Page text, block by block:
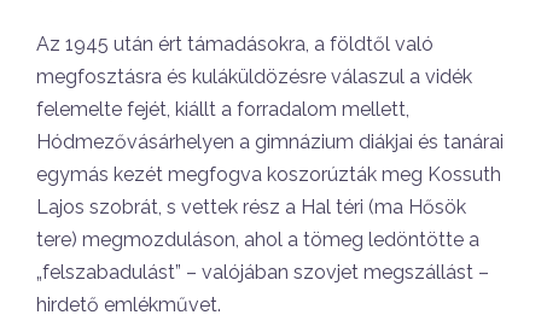
Az 1945 után ért támadásokra, a földtől való
megfosztásra és kuláküldözésre válaszul a vidék
felemelte fejét, kiállt a forradalom mellett,
Hódmezővásárhelyen a gimnázium diákjai és tanárai
egymás kezét megfogva koszorúzták meg Kossuth
Lajos szobrát, s vettek rész a Hal téri (ma Hősök
tere) megmozduláson, ahol a tömeg ledöntötte a
„felszabadulást” – valójában szovjet megszállást –
hirdető emlékművet.